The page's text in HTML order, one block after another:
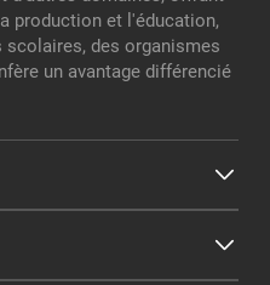
production et l'éducation,
des organismes
un avantage différencié